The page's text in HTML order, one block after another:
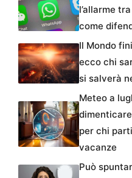
l’allarme
come
Il Mondo
ecco chi
si salverà
Meteo a
per chi
vacanze
Può